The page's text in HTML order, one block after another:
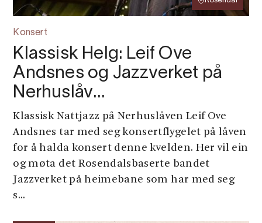
Konsert
Klassisk Helg: Leif Ove
Andsnes og Jazzverket på
Nerhuslåv…
Klassisk Nattjazz på Nerhuslåven Leif Ove
Andsnes tar med seg konsertflygelet på låven
for å halda konsert denne kvelden. Her vil ein
og møta det Rosendalsbaserte bandet
Jazzverket på heimebane som har med seg
s...